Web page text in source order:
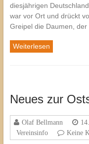
diesjährigen
war vor Ort und drückt
Greipel die Daumen,
Weiterlesen
Neues zur
Olaf Bellmann
Vereinsinfo
Keine